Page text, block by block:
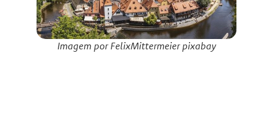
Imagem por FelixMittermeier pixabay